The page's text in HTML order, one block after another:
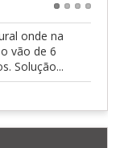
onde na
vão de 6
Solução...